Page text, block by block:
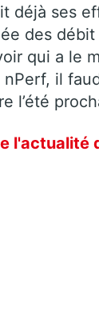
déjà ses
des
qui a le
nPerf, il
l’été
l'actualité